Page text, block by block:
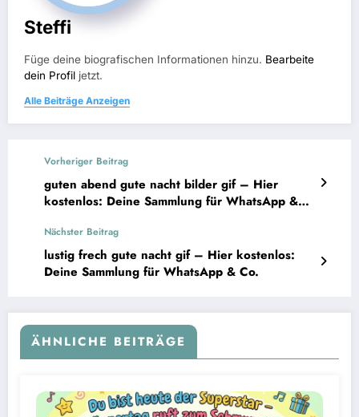
Steffi
Füge deine biografischen Informationen hinzu. Bearbeite
dein Profil jetzt.
Alle Beiträge Anzeigen
Vorheriger Beitrag
guten abend gute nacht bilder gif – Hier
kostenlos: Deine Sammlung für WhatsApp &
Nächster Beitrag
lustig frech gute nacht gif – Hier kostenlos:
Deine Sammlung für WhatsApp & Co.
ÄHNLICHE BEITRÄGE